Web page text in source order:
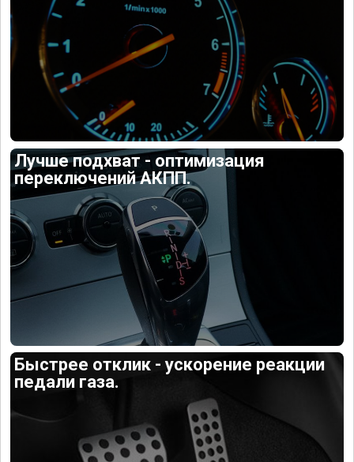
Лучше подхват - оптимизация
переключений АКПП.
Быстрее отклик - ускорение реакции
педали газа.